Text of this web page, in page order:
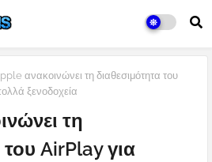
ανακοινώνει τη διαθεσιμότητα του
ξενοδοχεία
τη
του AirPlay για